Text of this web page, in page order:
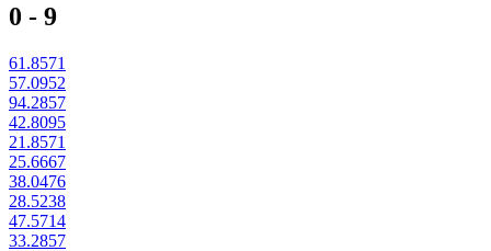
0 - 9
61.8571
57.0952
94.2857
42.8095
21.8571
25.6667
38.0476
28.5238
47.5714
33.2857